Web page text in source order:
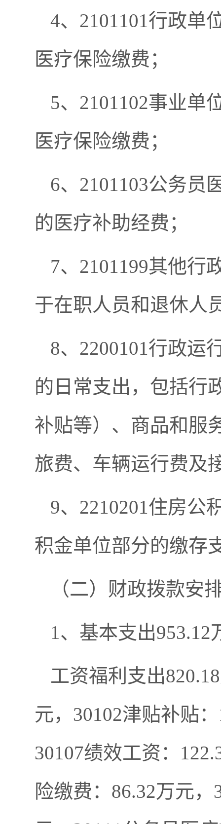
4、2101101行政单
医疗保险缴费；
5、2101102事业单
医疗保险缴费；
6、2101103公务员
的医疗补助经费；
7、2101199其他行
于在职人员和退休人
8、2200101行政运
的日常支出，包括行
补贴等）、商品和服
旅费、车辆运行费及
9、2210201住房公
积金单位部分的缴存
（二）财政拨款安
1、基本支出953.12
工资福利支出
元，30102津贴补贴
30107绩效工资：
险缴费：86.32万元